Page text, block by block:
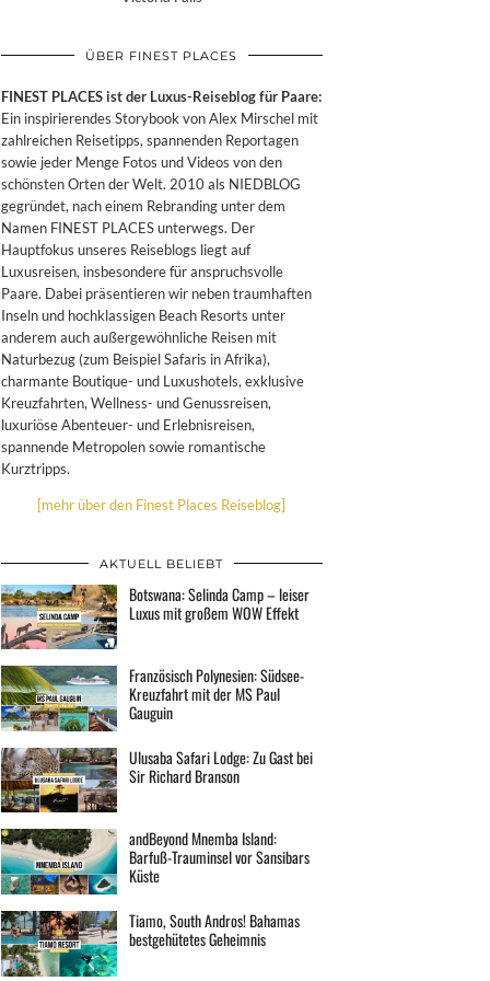
ÜBER FINEST PLACES
FINEST PLACES ist der Luxus-Reiseblog für Paare:
Ein inspirierendes Storybook von Alex Mirschel mit
zahlreichen Reisetipps, spannenden Reportagen
sowie jeder Menge Fotos und Videos von den
schönsten Orten der Welt. 2010 als NIEDBLOG
gegründet, nach einem Rebranding unter dem
Namen FINEST PLACES unterwegs. Der
Hauptfokus unseres Reiseblogs liegt auf
Luxusreisen, insbesondere für anspruchsvolle
Paare. Dabei präsentieren wir neben traumhaften
Inseln und hochklassigen Beach Resorts unter
anderem auch außergewöhnliche Reisen mit
Naturbezug (zum Beispiel Safaris in Afrika),
charmante Boutique- und Luxushotels, exklusive
Kreuzfahrten, Wellness- und Genussreisen,
luxuriöse Abenteuer- und Erlebnisreisen,
spannende Metropolen sowie romantische
Kurztripps.
[mehr über den Finest Places Reiseblog]
AKTUELL BELIEBT
Botswana: Selinda Camp – leiser
Luxus mit großem WOW Effekt
Französisch Polynesien: Südsee-
Kreuzfahrt mit der MS Paul
Gauguin
Ulusaba Safari Lodge: Zu Gast bei
Sir Richard Branson
andBeyond Mnemba Island:
Barfuß-Trauminsel vor Sansibars
Küste
Tiamo, South Andros! Bahamas
bestgehütetes Geheimnis